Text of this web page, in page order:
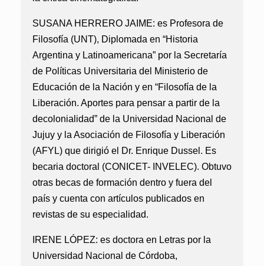
SUSANA HERRERO JAIME: es Profesora de
Filosofía (UNT), Diplomada en “Historia
Argentina y Latinoamericana” por la Secretaría
de Políticas Universitaria del Ministerio de
Educación de la Nación y en “Filosofía de la
Liberación. Aportes para pensar a partir de la
decolonialidad” de la Universidad Nacional de
Jujuy y la Asociación de Filosofía y Liberación
(AFYL) que dirigió el Dr. Enrique Dussel. Es
becaria doctoral (CONICET- INVELEC). Obtuvo
otras becas de formación dentro y fuera del
país y cuenta con artículos publicados en
revistas de su especialidad.
IRENE LÓPEZ: es doctora en Letras por la
Universidad Nacional de Córdoba,